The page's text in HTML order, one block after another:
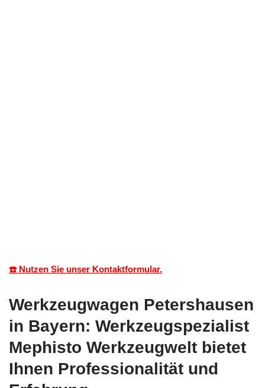
☎️ Nutzen Sie unser Kontaktformular.
Werkzeugwagen Petershausen
in Bayern: Werkzeugspezialist
Mephisto Werkzeugwelt bietet
Ihnen Professionalität und